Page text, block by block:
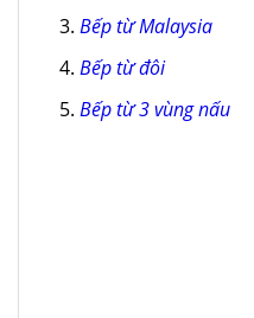
Bếp từ Malaysia
Bếp từ đôi
Bếp từ 3 vùng nấu